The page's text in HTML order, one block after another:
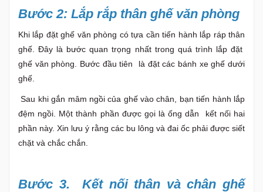
Bước 2: Lắp rắp thân ghế văn phòng
Khi lắp đặt ghế văn phòng có tựa cần tiến hành lắp ráp thân
ghế. Đây là bước quan trọng nhất trong quá trình lắp đặt
ghế văn phòng. Bước đầu tiên là đặt các bánh xe ghế dưới
ghế.
Sau khi gắn mâm ngồi của ghế vào chân, bạn tiến hành lắp
đệm ngồi. Một thành phần được gọi là ống dẫn kết nối hai
phần này. Xin lưu ý rằng các bu lông và đai ốc phải được siết
chặt và chắc chắn.
Bước 3. Kết nối thân và chân ghế